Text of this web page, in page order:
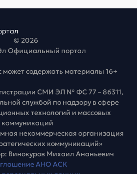
© 2026
Официальный портал
может содержать материалы 16+
СМИ ЭЛ № ФС 77 – 86311,
службой по надзору в сфере
технологий и массовых
коммуникаций
некоммерческая организация
коммуникаций»
Винокуров Михаил Ананьевич
АНО АСК